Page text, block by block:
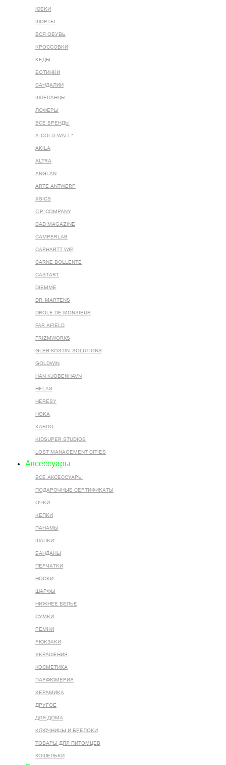
ЮБКИ
ШОРТЫ
ВСЯ ОБУВЬ
КРОССОВКИ
КЕДЫ
БОТИНКИ
САНДАЛИИ
ШЛЕПАНЦЫ
ЛОФЕРЫ
ВСЕ БРЕНДЫ
A-COLD-WALL*
AKILA
ALTRA
ANGLAN
ARTE ANTWERP
ASICS
C.P. COMPANY
CAD MAGAZINE
CAMPERLAB
CARHARTT WIP
CARNE BOLLENTE
CASTART
DIEMME
DR. MARTENS
DROLE DE MONSIEUR
FAR AFIELD
FRIZMWORKS
GLEB KOSTIN .SOLUTIONS
GOLDWIN
HAN KJOBENHAVN
HELAS
HERESY
HOKA
KARDO
KIDSUPER STUDIOS
LOST MANAGEMENT CITIES
Аксессуары
ВСЕ AКСЕССУАРЫ
ПОДАРОЧНЫЕ СЕРТИФИКАТЫ
ОЧКИ
КЕПКИ
ПАНАМЫ
ШАПКИ
БАНДАНЫ
ПЕРЧАТКИ
НОСКИ
ШАРФЫ
НИЖНЕЕ БЕЛЬЕ
СУМКИ
РЕМНИ
РЮКЗАКИ
УКРАШЕНИЯ
КОСМЕТИКА
ПАРФЮМЕРИЯ
КЕРАМИКА
ДРУГОЕ
ДЛЯ ДОМА
КЛЮЧНИЦЫ И БРЕЛОКИ
ТОВАРЫ ДЛЯ ПИТОМЦЕВ
КОШЕЛЬКИ